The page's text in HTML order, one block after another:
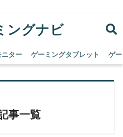
ングナビ
ター ゲーミングタブレット ゲ
事一覧